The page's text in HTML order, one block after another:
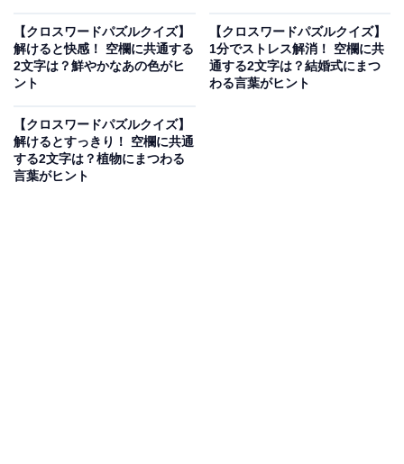
【クロスワードパズルクイズ】
解けると快感！ 空欄に共通する
2文字は？鮮やかなあの色がヒ
ント
【クロスワードパズルクイズ】
1分でストレス解消！ 空欄に共
通する2文字は？結婚式にまつ
わる言葉がヒント
【クロスワードパズルクイズ】
解けるとすっきり！ 空欄に共通
する2文字は？植物にまつわる
言葉がヒント